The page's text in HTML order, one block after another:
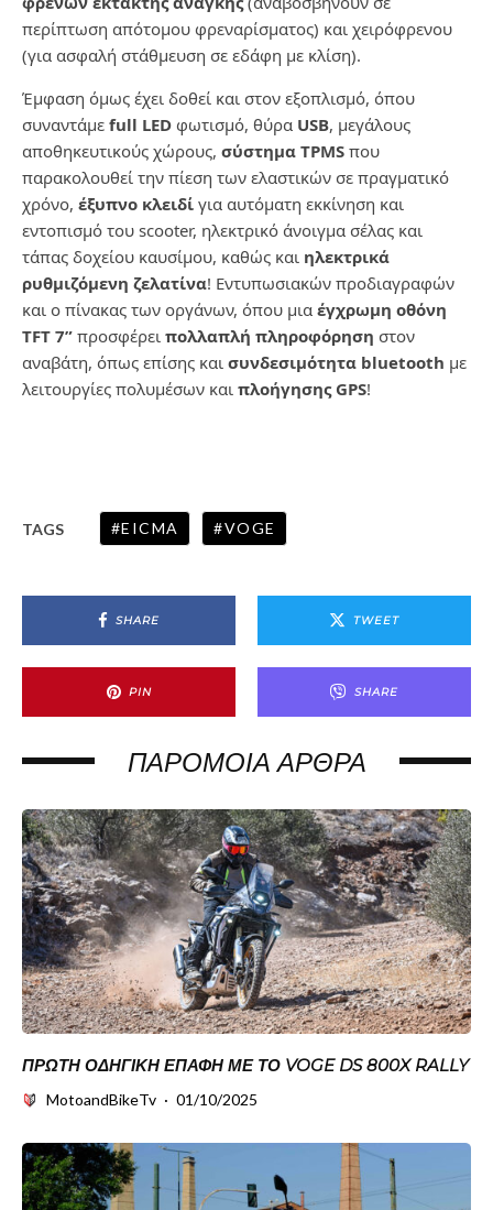
περίπτωση απότομου φρεναρίσματος) και χειρόφρενου
(για ασφαλή στάθμευση σε εδάφη με κλίση).
Έμφαση όμως έχει δοθεί και στον εξοπλισμό, όπου
συναντάμε full LED φωτισμό, θύρα USB, μεγάλους
αποθηκευτικούς χώρους, σύστημα TPMS που
παρακολουθεί την πίεση των ελαστικών σε πραγματικό
χρόνο, έξυπνο κλειδί για αυτόματη εκκίνηση και
εντοπισμό του scooter, ηλεκτρικό άνοιγμα σέλας και
τάπας δοχείου καυσίμου, καθώς και ηλεκτρικά
ρυθμιζόμενη ζελατίνα! Εντυπωσιακών προδιαγραφών
και ο πίνακας των οργάνων, όπου μια έγχρωμη οθόνη
TFT 7” προσφέρει πολλαπλή πληροφόρηση στον
αναβάτη, όπως επίσης και συνδεσιμότητα bluetooth με
λειτουργίες πολυμέσων και πλοήγησης GPS!
TAGS EICMA VOGE
SHARE TWEET
PIN SHARE
ΠΑΡΌΜΟΙΑ ΆΡΘΡΑ
ΠΡΏΤΗ ΟΔΗΓΙΚΉ ΕΠΑΦΉ ΜΕ ΤΟ VOGE DS 800X RALLY
MotoandBikeTv · 01/10/2025